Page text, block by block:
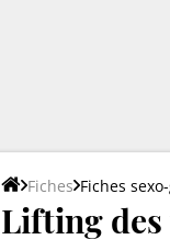
Fiches Fiches
Lifting